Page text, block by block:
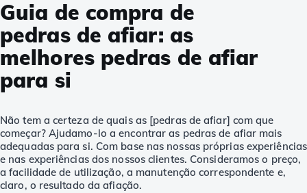
Guia de compra de
pedras de afiar: as
melhores pedras de afiar
para si
Não tem a certeza de quais as [pedras de afiar] com que
começar? Ajudamo-lo a encontrar as pedras de afiar mais
adequadas para si. Com base nas nossas próprias experiências
e nas experiências dos nossos clientes. Consideramos o preço,
a facilidade de utilização, a manutenção correspondente e,
claro, o resultado da afiação.